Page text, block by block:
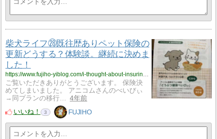
柴犬ライフ㉘既往歴ありペット保険の
更新どうする？体験談。継続に決めま
した！
https://www.fujiho-yiblog.com/i-thought-about-insuring-a-pet-dog-with-a-history-of-surgery-and-decided-to-continue/
ご覧いただきありがとうございます。 保険決
めてしまいました。 アニコムさんのべいびぃ
→同プランの移行…
4年前
いいね！
3 FUJIHO